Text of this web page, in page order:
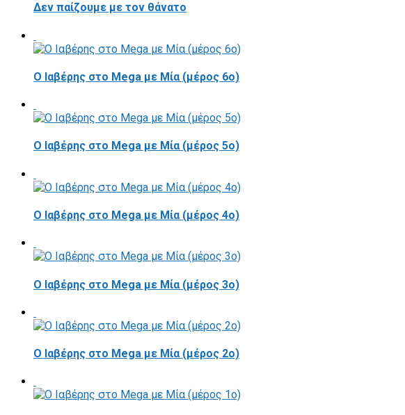
Δεν παίζουμε με τον θάνατο
Ο Ιαβέρης στο Mega με Μία (μέρος 6ο)
Ο Ιαβέρης στο Mega με Μία (μέρος 5ο)
Ο Ιαβέρης στο Mega με Μία (μέρος 4ο)
Ο Ιαβέρης στο Mega με Μία (μέρος 3ο)
Ο Ιαβέρης στο Mega με Μία (μέρος 2ο)